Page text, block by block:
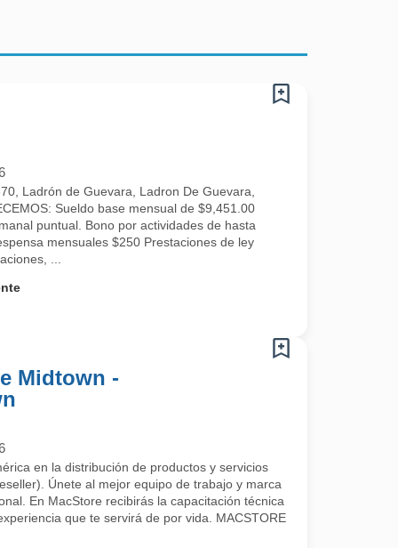
Ladrón de Guevara, Ladron De Guevara,
Sueldo base mensual de $9,451.00
puntual. Bono por actividades de hasta
mensuales $250 Prestaciones de ley
...
Midtown -
en la distribución de productos y servicios
Únete al mejor equipo de trabajo y marca
En MacStore recibirás la capacitación técnica
que te servirá de por vida. MACSTORE